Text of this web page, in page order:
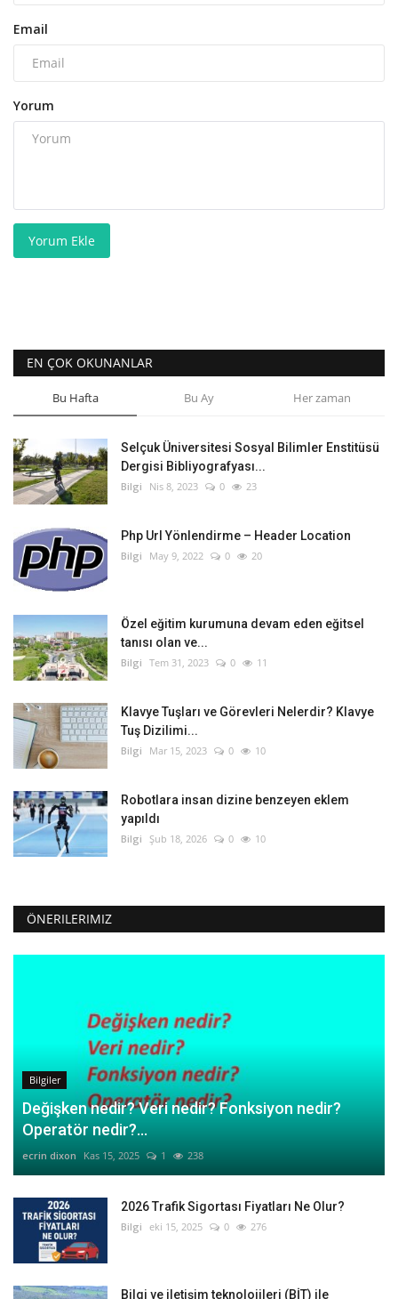
Email
Yorum
Yorum Ekle
EN ÇOK OKUNANLAR
Bu Hafta Bu Ay Her zaman
Selçuk Üniversitesi Sosyal Bilimler Enstitüsü
Dergisi Bibliyografyası...
Bilgi Nis 8, 2023 0 23
Php Url Yönlendirme – Header Location
Bilgi May 9, 2022 0 20
Özel eğitim kurumuna devam eden eğitsel
tanısı olan ve...
Bilgi Tem 31, 2023 0 11
Klavye Tuşları ve Görevleri Nelerdir? Klavye
Tuş Dizilimi...
Bilgi Mar 15, 2023 0 10
Robotlara insan dizine benzeyen eklem
yapıldı
Bilgi Şub 18, 2026 0 10
ÖNERILERIMIZ
Bilgiler
Değişken nedir? Veri nedir? Fonksiyon nedir?
Operatör nedir?...
ecrin dixon Kas 15, 2025 1 238
2026 Trafik Sigortası Fiyatları Ne Olur?
Bilgi eki 15, 2025 0 276
Bilgi ve iletişim teknolojileri (BİT) ile